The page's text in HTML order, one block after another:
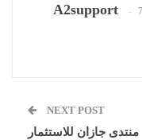
A2support
NEXT POST
منتدى جازان للاستثمار